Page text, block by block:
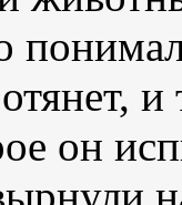
и
он